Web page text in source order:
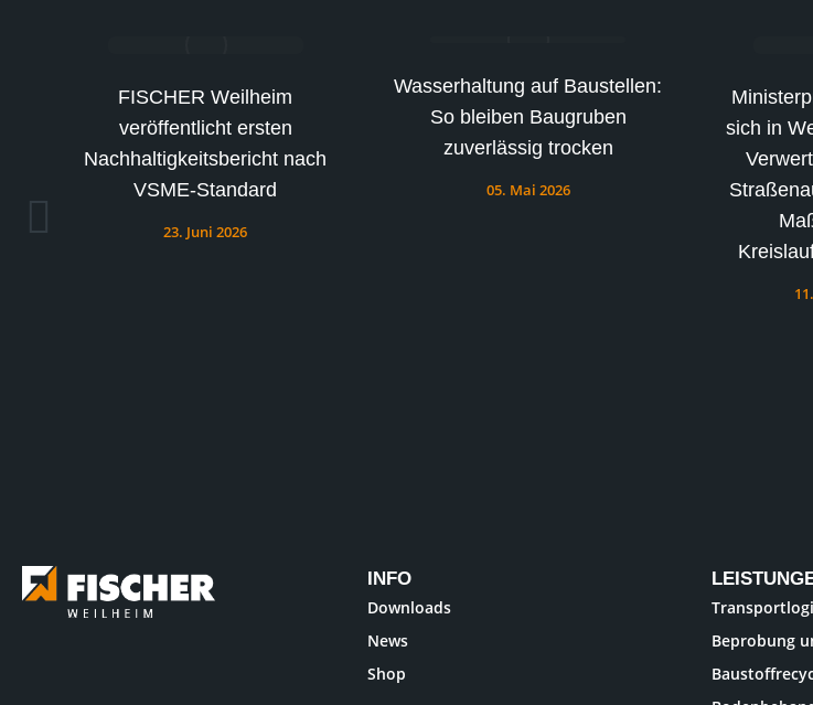
FISCHER Weilheim
veröffentlicht ersten
Nachhaltigkeitsbericht nach
VSME-Standard
23. Juni 2026
Wasserhaltung auf Baustellen:
So bleiben Baugruben
zuverlässig trocken
05. Mai 2026
sich in
INFO
Downloads
News
Shop
Beprobung